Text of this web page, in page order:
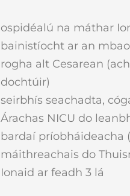
ospidéalú na máthar
bainistíocht ar an
rogha alt Cesarean
dochtúir)
seirbhís seachadta,
Árachas NICU do
bardaí príobháideacha
máithreachais do
Ionaid ar feadh 3 lá